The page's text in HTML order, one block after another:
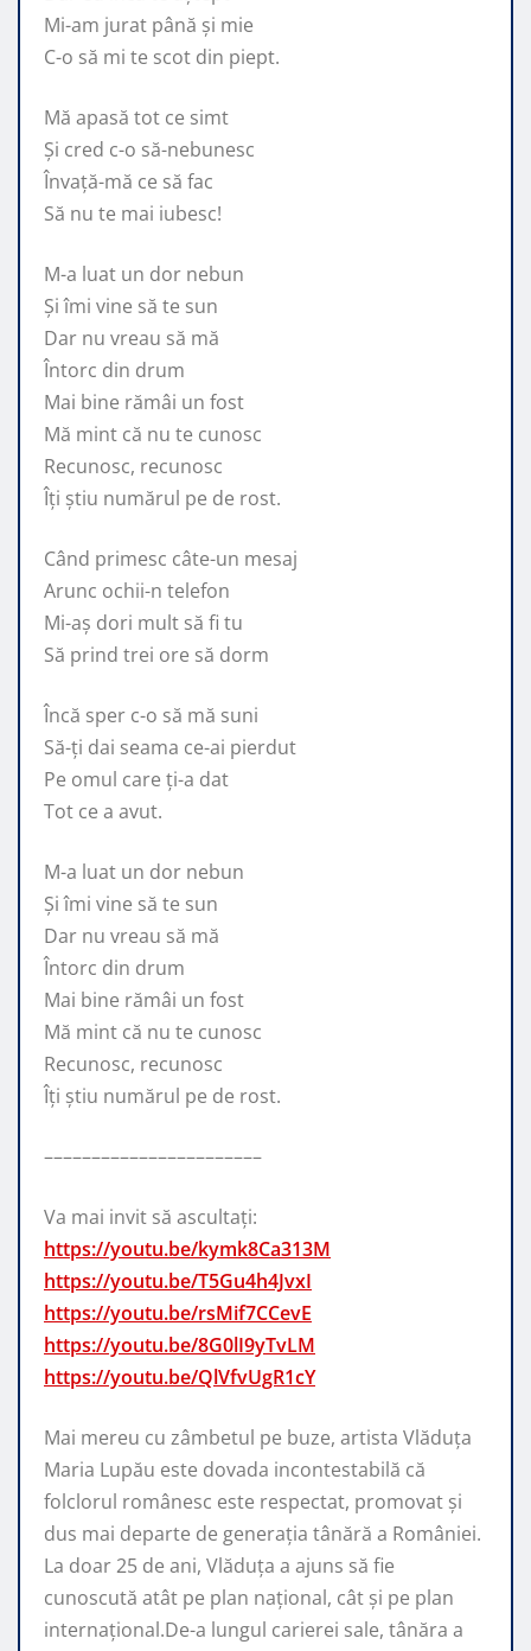
Mi-am jurat până și mie
C-o să mi te scot din piept.
Mă apasă tot ce simt
Și cred c-o să-nebunesc
Învață-mă ce să fac
Să nu te mai iubesc!
M-a luat un dor nebun
Și îmi vine să te sun
Dar nu vreau să mă
Întorc din drum
Mai bine rămâi un fost
Mă mint că nu te cunosc
Recunosc, recunosc
Îți știu numărul pe de rost.
Când primesc câte-un mesaj
Arunc ochii-n telefon
Mi-aș dori mult să fi tu
Să prind trei ore să dorm
Încă sper c-o să mă suni
Să-ți dai seama ce-ai pierdut
Pe omul care ți-a dat
Tot ce a avut.
M-a luat un dor nebun
Și îmi vine să te sun
Dar nu vreau să mă
Întorc din drum
Mai bine rămâi un fost
Mă mint că nu te cunosc
Recunosc, recunosc
Îți știu numărul pe de rost.
–––––––––––––––––––––––
Va mai invit să ascultați:
https://youtu.be/kymk8Ca313M
https://youtu.be/T5Gu4h4JvxI
https://youtu.be/rsMif7CCevE
https://youtu.be/8G0lI9yTvLM
https://youtu.be/QlVfvUgR1cY
Mai mereu cu zâmbetul pe buze, artista Vlăduța
Maria Lupău este dovada incontestabilă că
folclorul românesc este respectat, promovat şi
dus mai departe de generaţia tânără a României.
La doar 25 de ani, Vlăduța a ajuns să fie
cunoscută atât pe plan naţional, cât şi pe plan
internaţional.De-a lungul carierei sale, tânăra a